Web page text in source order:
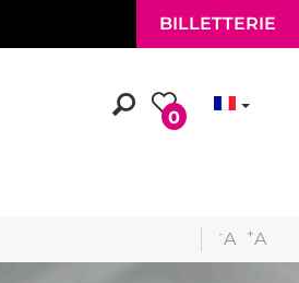
BILLETTERIE
0
-A +A